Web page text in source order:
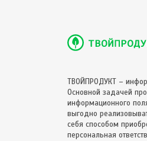
ТВОЙПРОДУКТ –
Основной задачей
информационного
выгодно
себя способом
персональная